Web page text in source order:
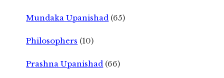
Mundaka Upanishad (65)
Philosophers (10)
Prashna Upanishad (66)